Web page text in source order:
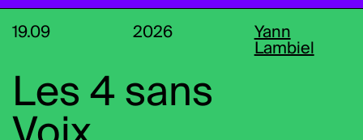
19.09 2026
Yann
Lambiel
Les 4 sans